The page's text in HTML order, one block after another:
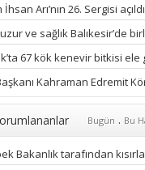
Ayşegül Akay
“KURTULDUM”
28/01/2024
Arı’nın 26. Sergisi
ve sağlık Balıkesir’de
67 kök kenevir bitkisi ele
Kahraman Edremit
Bugün . Bu
Bakanlık tarafından